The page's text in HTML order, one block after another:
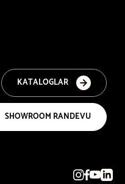
KATALOGLAR
SHOWROOM RANDEVU